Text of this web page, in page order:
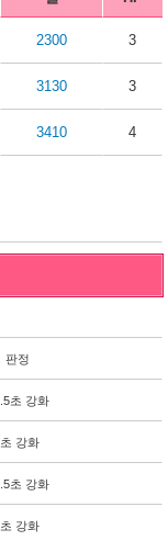
2300 3
3130 3
3410 4
판정
초 강화
강화
초 강화
강화